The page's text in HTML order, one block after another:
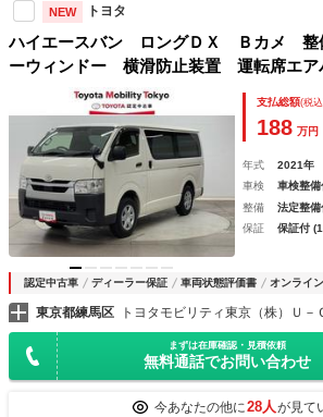
NEW トヨタ
ハイエースバン ロングＤＸ Ｂカメ 整
ーウィンドー 横滑防止装置 運転席エ
レスキー セキュリティーアラーム パワ
ＢＳ ミュージックプレイヤー接続可 ド
支払総額(税
188 万円
年式 2021年
車検
車検整備
整備
法定整備
保証
保証付
認定中古車 ディーラー保証 車両状態評価書 オンライ
東京都練馬区 トヨタモビリティ東京（株）Ｕ－
まずは在庫確認・見積依頼
無料通話でお問い合わせ
今あなたの他に28人が見て